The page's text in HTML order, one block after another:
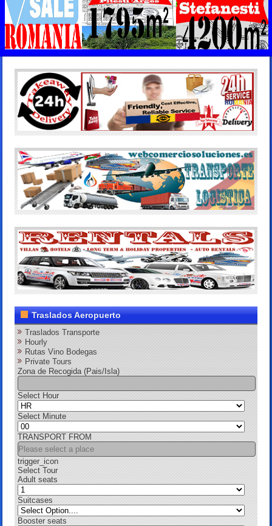
Traslados Aeropuerto
Traslados Transporte
Hourly
Rutas Vino Bodegas
Private Tours
Zona de Recogida (Pais/Isla)
Select Hour
Select Minute
TRANSPORT FROM
trigger_icon
Select Tour
Adult seats
Suitcases
Booster seats